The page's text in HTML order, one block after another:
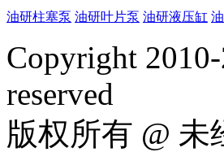
油研柱塞泵 油研叶片泵 油研液压缸
Copyright
reserved
版权所有 @